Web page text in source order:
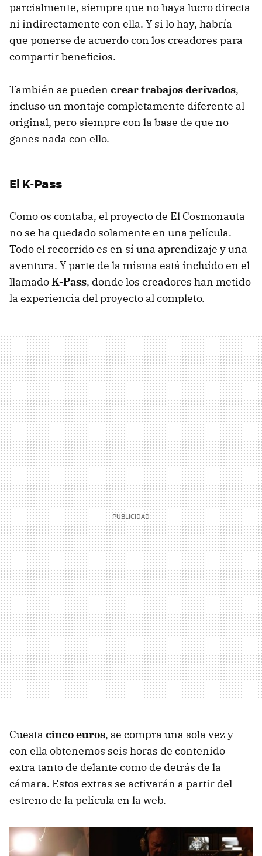
parcialmente, siempre que no haya lucro directa
ni indirectamente con ella. Y si lo hay, habría
que ponerse de acuerdo con los creadores para
compartir beneficios.
También se pueden crear trabajos derivados,
incluso un montaje completamente diferente al
original, pero siempre con la base de que no
ganes nada con ello.
El K-Pass
Como os contaba, el proyecto de El Cosmonauta
no se ha quedado solamente en una película.
Todo el recorrido es en sí una aprendizaje y una
aventura. Y parte de la misma está incluido en el
llamadoK-Pass, donde los creadores han metido
la experiencia del proyecto al completo.
Cuesta cinco euros, se compra una sola vez y
con ella obtenemos seis horas de contenido
extra tanto de delante como de detrás de la
cámara. Estos extras se activarán a partir del
estreno de la película en la web.